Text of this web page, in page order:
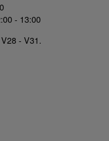
- 13:00
- V31.